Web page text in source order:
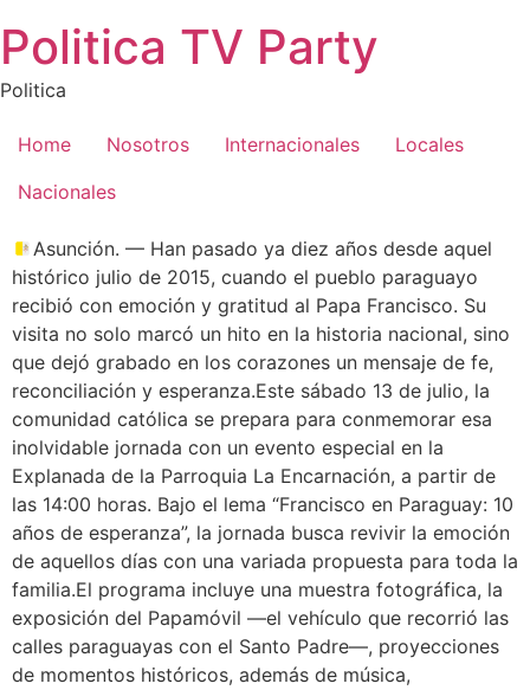
al
contenido
Politica TV Party
Politica
Home Nosotros Internacionales
Locales
Nacionales
Asunción. — Han pasado ya diez años desde aquel
histórico julio de 2015, cuando el pueblo paraguayo
recibió con emoción y gratitud al Papa Francisco. Su
visita no solo marcó un hito en la historia nacional, sino
que dejó grabado en los corazones un mensaje de fe,
reconciliación y esperanza.Este sábado 13 de julio, la
comunidad católica se prepara para conmemorar esa
inolvidable jornada con un evento especial en la
Explanada de la Parroquia La Encarnación, a partir de
las 14:00 horas. Bajo el lema “Francisco en Paraguay: 10
años de esperanza”, la jornada busca revivir la emoción
de aquellos días con una variada propuesta para toda la
familia.El programa incluye una muestra fotográfica, la
exposición del Papamóvil —el vehículo que recorrió las
calles paraguayas con el Santo Padre—, proyecciones
de momentos históricos, además de música,